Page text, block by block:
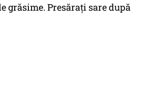
grăsime. Presărați sare după